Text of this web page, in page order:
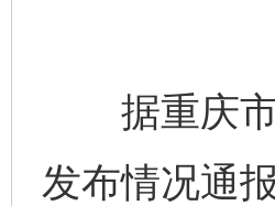
据重庆市
发布情况通